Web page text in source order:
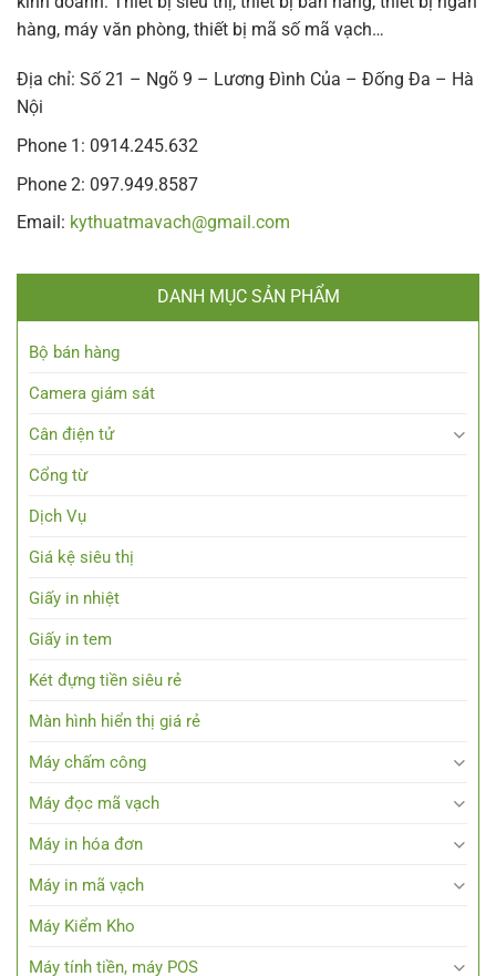
hàng, máy văn phòng, thiết bị mã số mã vạch…
Địa chỉ: Số 21 – Ngõ 9 – Lương Đình Của – Đống Đa – Hà
Nội
Phone 1: 0914.245.632
Phone 2: 097.949.8587
Email: kythuatmavach@gmail.com
DANH MỤC SẢN PHẨM
Bộ bán hàng
Camera giám sát
Cân điện tử
Cổng từ
Dịch Vụ
Giá kệ siêu thị
Giấy in nhiệt
Giấy in tem
Két đựng tiền siêu rẻ
Màn hình hiển thị giá rẻ
Máy chấm công
Máy đọc mã vạch
Máy in hóa đơn
Máy in mã vạch
Máy Kiểm Kho
Máy tính tiền, máy POS